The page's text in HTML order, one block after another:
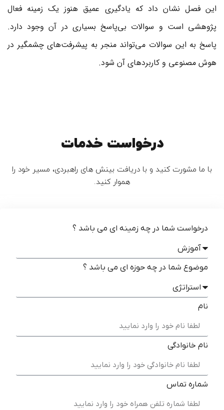
این فصل نشان داد که یادگیری عمیق هنوز یک زمینه فعال
پژوهشی است و سوالات بی‌پاسخ بسیاری در آن وجود دارد.
پاسخ به این سوالات می‌تواند منجر به پیشرفت‌های چشمگیر در
هوش مصنوعی و کاربردهای آن شود.
درخواست خدمات
با ما مشورت کنید و با دریافت بینش های راهبردی، مسیر خود را
هموار کنید.
درخواست شما در چه زمینه ای می باشد ؟
موضوع شما در چه حوزه ای می باشد ؟
نام
نام خانوادگی
شماره تماس